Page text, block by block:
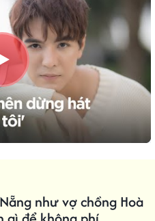
như vợ chồng Hoà